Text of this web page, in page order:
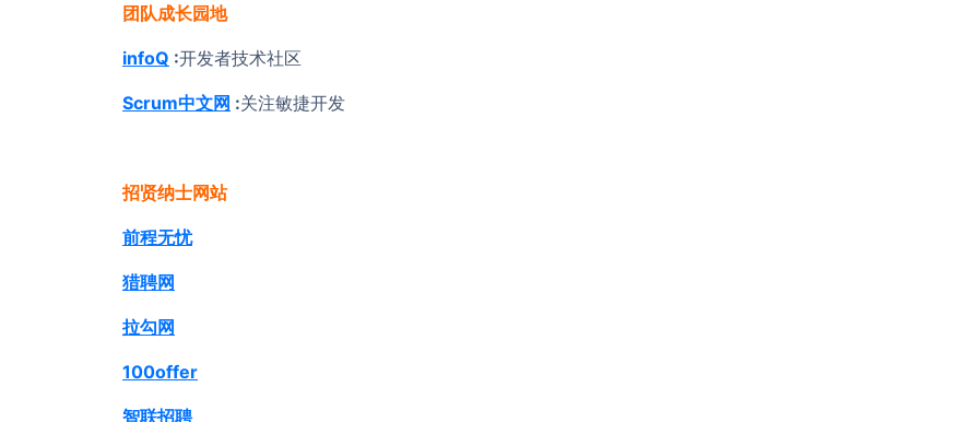
团队成长园地
infoQ :开发者技术社区
Scrum中文网 :关注敏捷开发
招贤纳士网站
前程无忧
猎聘网
拉勾网
100offer
智联招聘